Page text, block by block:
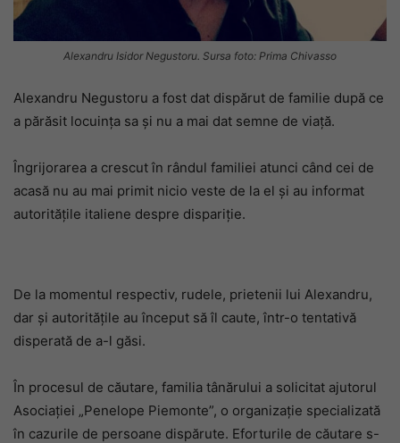
Alexandru Isidor Negustoru. Sursa foto: Prima Chivasso
Alexandru Negustoru a fost dat dispărut de familie după ce
a părăsit locuința sa și nu a mai dat semne de viață.
Îngrijorarea a crescut în rândul familiei atunci când cei de
acasă nu au mai primit nicio veste de la el și au informat
autoritățile italiene despre dispariție.
De la momentul respectiv, rudele, prietenii lui Alexandru,
dar și autoritățile au început să îl caute, într-o tentativă
disperată de a-l găsi.
În procesul de căutare, familia tânărului a solicitat ajutorul
Asociației „Penelope Piemonte”, o organizație specializată
în cazurile de persoane dispărute. Eforturile de căutare s-